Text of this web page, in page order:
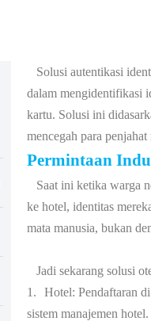
Solusi autentikasi
dalam mengidentifikasi
kartu. Solusi ini
mencegah para
Permintaan
Saat ini ketika warga
ke hotel, identitas
mata manusia, bukan
Jadi sekarang solusi
1.
Hotel: Pendaftaran
sistem manajemen hotel.